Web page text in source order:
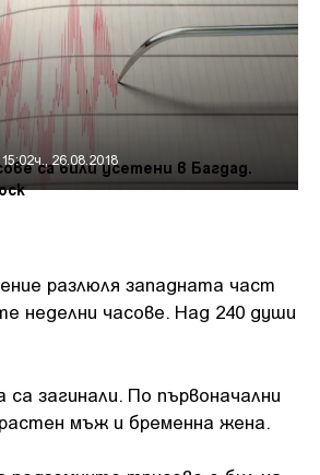
26.08.2018
са били усетени в Багдад.
разлюля западната част
неделни часове. Над 240 души
загинали. По първоначални
мъж и бременна жена.